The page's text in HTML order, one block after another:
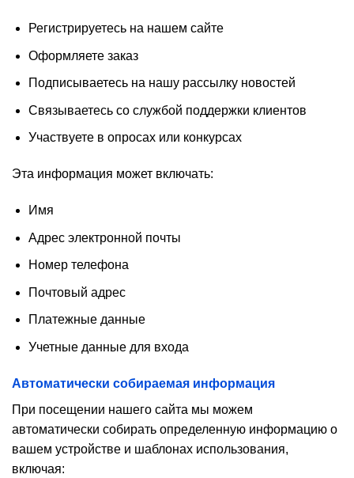
Регистрируетесь на нашем сайте
Оформляете заказ
Подписываетесь на нашу рассылку новостей
Связываетесь со службой поддержки клиентов
Участвуете в опросах или конкурсах
Эта информация может включать:
Имя
Адрес электронной почты
Номер телефона
Почтовый адрес
Платежные данные
Учетные данные для входа
Автоматически собираемая информация
При посещении нашего сайта мы можем
автоматически собирать определенную информацию о
вашем устройстве и шаблонах использования,
включая: